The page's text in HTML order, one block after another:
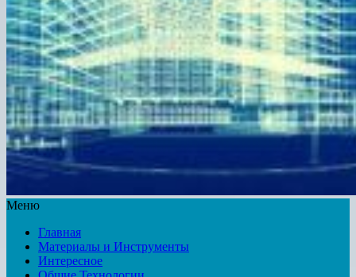
Меню
Главная
Материалы и Инструменты
Интересное